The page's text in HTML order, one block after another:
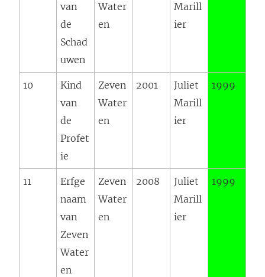
van
de
Schad
uwen
Water
en
Marill
ier
10
Kind
van
de
Profet
ie
Zeven
Water
en
2001
Juliet
Marill
ier
1999
11
Erfge
naam
van
Zeven
Water
en
Zeven
Water
en
2008
Juliet
Marill
ier
1999